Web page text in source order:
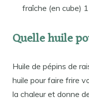
fraîche (en cube)
Quelle huile
Huile de pépins de
huile pour faire frire
la chaleur et donne